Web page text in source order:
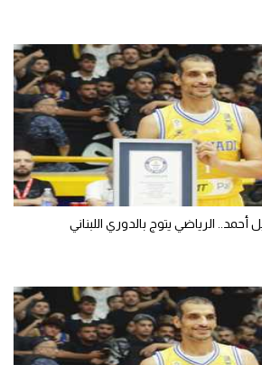
الرياضي يتوج بالدوري اللبناني